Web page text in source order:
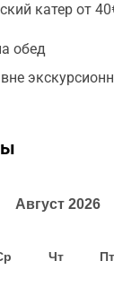
катер от
обед
Август 2026
Чт Пт